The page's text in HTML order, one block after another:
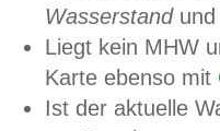
Wasserstandund
Liegt kein MHW
Karte ebenso mit
Ist der aktuelle